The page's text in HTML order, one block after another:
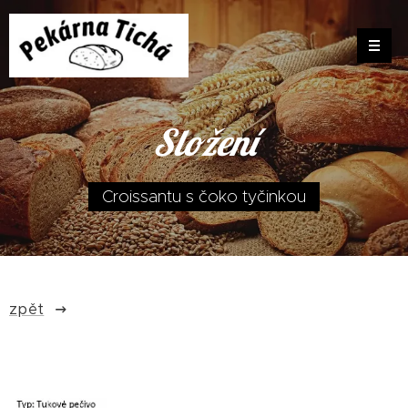
Složení
Croissantu s čoko tyčinkou
zpět